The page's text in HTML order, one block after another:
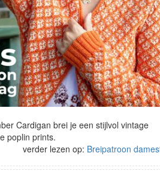
Cardigan brei je een stijlvol vintage
poplin prints.
verder lezen op: Breipatroon